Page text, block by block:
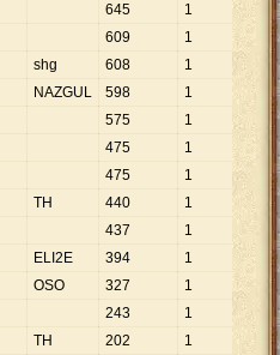
645 1
645
609 1
609
shg 608 1
NAZGUL 598 1
598
575 1
475 1
475
475 1
TH 440 1
437 1
ELI2E 394 1
OSO 327 1
243 1
243
TH 202 1